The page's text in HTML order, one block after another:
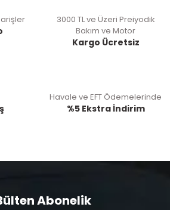
3000 TL ve Üzeri Preiyodik
Bakım ve Motor
Kargo Ücretsiz
Havale ve EFT Ödemelerinde
%5 Ekstra İndirim
Abonelik